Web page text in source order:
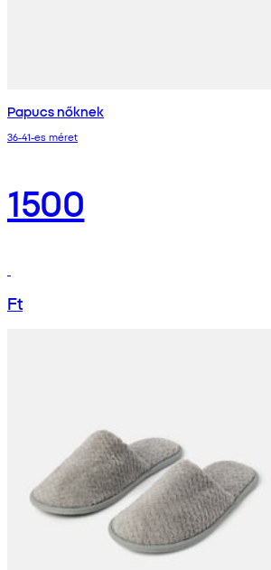
Papucs nőknek
36-41-es méret
1500
Ft